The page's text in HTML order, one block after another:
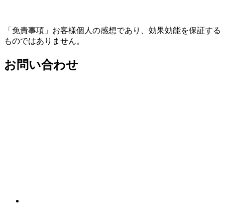
「免責事項」お客様個人の感想であり、効果効能を保証する
ものではありません。
お問い合わせ